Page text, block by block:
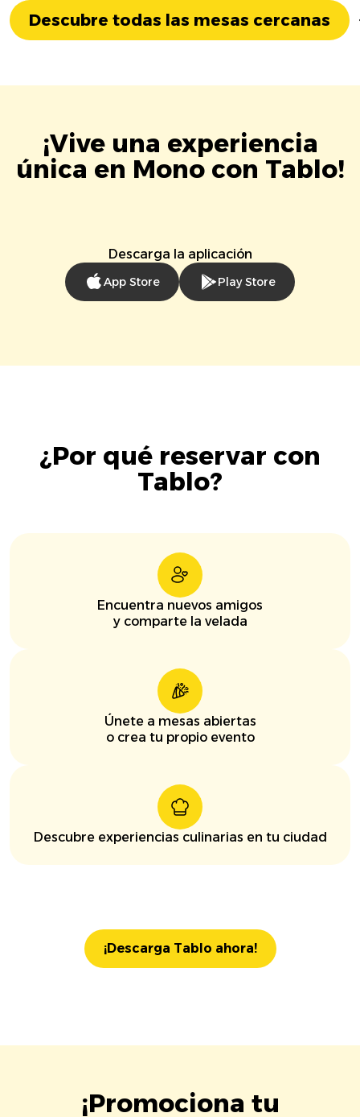
Descubre todas las mesas cercanas
¡Vive una experiencia
única en Mono con Tablo!
Descarga la aplicación
App Store Play Store
¿Por qué reservar con
Tablo?
Encuentra nuevos amigos
y comparte la velada
Únete a mesas abiertas
o crea tu propio evento
Descubre experiencias culinarias en tu ciudad
¡Descarga Tablo ahora!
¡Promociona tu